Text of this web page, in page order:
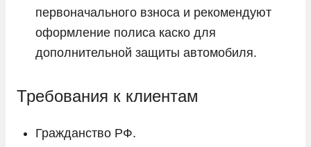
первоначального взноса и рекомендуют
оформление полиса каско для
дополнительной защиты автомобиля.
Требования к клиентам
Гражданство РФ.